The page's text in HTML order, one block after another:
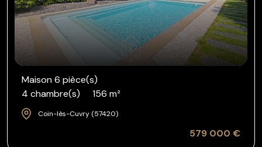
Maison 6 pièce(s)
4 chambre(s)
156 m²
Coin-lès-Cuvry (57420)
579 000 €